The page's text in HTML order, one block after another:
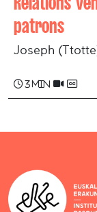
patrons
Joseph
3 min